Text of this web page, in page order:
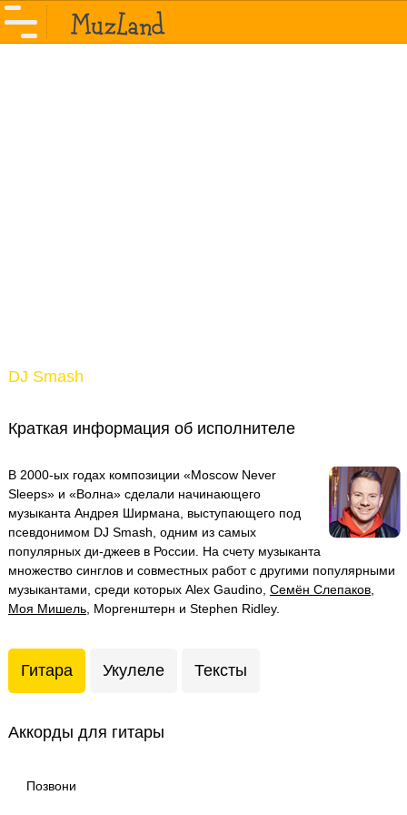
DJ Smash
Краткая информация об исполнителе
В 2000-ых годах композиции «Moscow Never
Sleeps» и «Волна» сделали начинающего
музыканта Андрея Ширмана, выступающего под
псевдонимом DJ Smash, одним из самых
популярных ди-джеев в России. На счету музыканта
множество синглов и совместных работ с другими популярными
музыкантами, среди которых Alex Gaudino, Семён Слепаков
Моя Мишель , Моргенштерн и Stephen Ridley.
Гитара Укулеле Тексты
Аккорды для гитары
Позвони